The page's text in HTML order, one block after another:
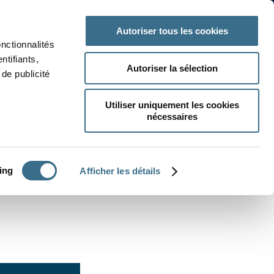
publicité
Afficher les détails
Autoriser tous les cookies
Autoriser la sélection
Utiliser uniquement les cookies
nécessaires